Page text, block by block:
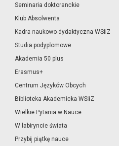
Seminaria doktoranckie
Klub Absolwenta
Kadra naukowo-dydaktyczna WSIiZ
Studia podyplomowe
Akademia 50 plus
Erasmus+
Centrum Języków Obcych
Biblioteka Akademicka WSIiZ
Wielkie Pytania w Nauce
W labiryncie świata
Przybij piątkę nauce